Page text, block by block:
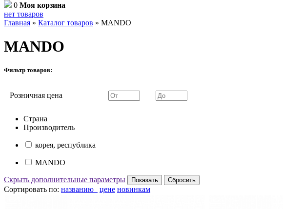
0 Моя корзина
нет товаров
Главная » Каталог товаров » MANDO
MANDO
Фильтр товаров:
Розничная цена
Страна
Производитель
корея, республика
MANDO
Скрыть дополнительные параметры
Сортировать по: названию цене новинкам